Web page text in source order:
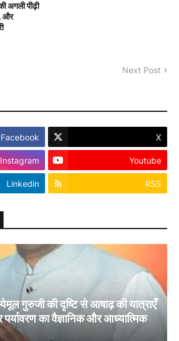
अगली पीढ़ी
और
Next Post
Facebook X
Instagram Youtube
Linkedin RSS
गुरुजी की दृष्टि से आषाढ़ की यात्राएँ
का वैज्ञानिक और आध्यात्मिक